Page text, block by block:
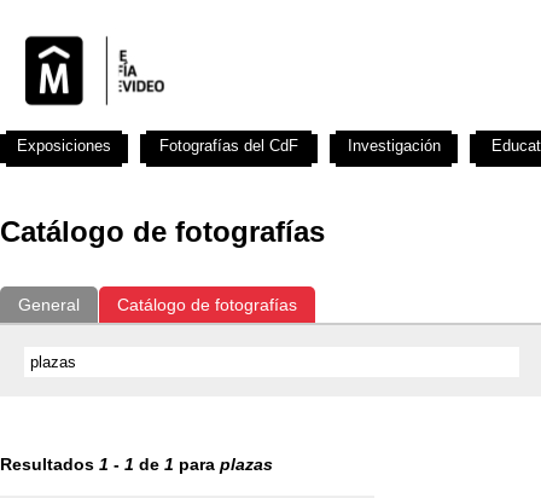
Catálogo de fotografías
General Catálogo de fotografías
Resultados 1 - 1 de 1 para plazas
Exposiciones Fotografías del CdF Investigación